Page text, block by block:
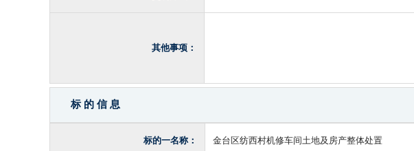
其他事项：
标 的 信 息
标的一名称： 金台区纺西村机修车间土地及房产整体处置